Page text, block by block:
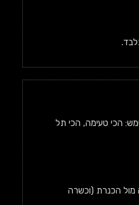
הכי טעימה, הכי תל
מול הכנרת (וכשרה